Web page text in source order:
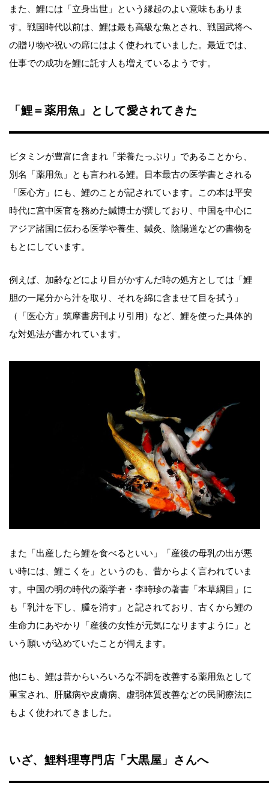
また、鯉には「立身出世」という縁起のよい意味もありま
す。戦国時代以前は、鯉は最も高級な魚とされ、戦国武将へ
の贈り物や祝いの席にはよく使われていました。最近では、
仕事での成功を鯉に託す人も増えているようです。
「鯉＝薬用魚」として愛されてきた
ビタミンが豊富に含まれ「栄養たっぷり」であることから、
別名「薬用魚」とも言われる鯉。日本最古の医学書とされる
「医心方」にも、鯉のことが記されています。この本は平安
時代に宮中医官を務めた鍼博士が撰しており、中国を中心に
アジア諸国に伝わる医学や養生、鍼灸、陰陽道などの書物を
もとにしています。
例えば、加齢などにより目がかすんだ時の処方としては「鯉
胆の一尾分から汁を取り、それを綿に含ませて目を拭う」
（「医心方」筑摩書房刊より引用）など、鯉を使った具体的
な対処法が書かれています。
また「出産したら鯉を食べるといい」「産後の母乳の出が悪
い時には、鯉こくを」というのも、昔からよく言われていま
す。中国の明の時代の薬学者・李時珍の著書「本草綱目」に
も「乳汁を下し、腫を消す」と記されており、古くから鯉の
生命力にあやかり「産後の女性が元気になりますように」と
いう願いが込めていたことが伺えます。
他にも、鯉は昔からいろいろな不調を改善する薬用魚として
重宝され、肝臓病や皮膚病、虚弱体質改善などの民間療法に
もよく使われてきました。
いざ、鯉料理専門店「大黒屋」さんへ